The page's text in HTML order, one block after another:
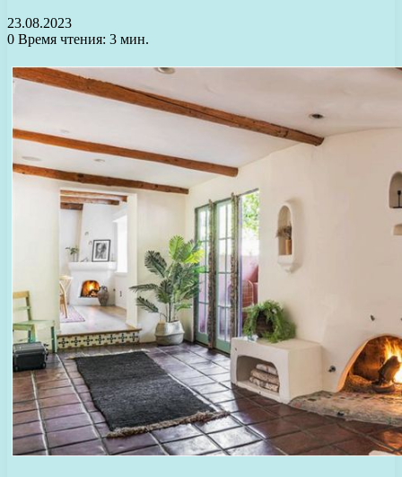
23.08.2023
0 Время чтения: 3 мин.